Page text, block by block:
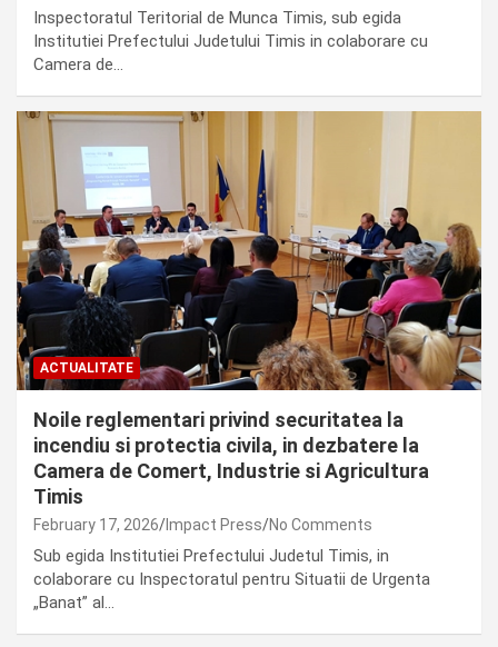
Inspectoratul Teritorial de Munca Timis, sub egida
Institutiei Prefectului Judetului Timis in colaborare cu
Camera de…
ACTUALITATE
Noile reglementari privind securitatea la
incendiu si protectia civila, in dezbatere la
Camera de Comert, Industrie si Agricultura
Timis
February 17, 2026 Impact Press No Comments
Sub egida Institutiei Prefectului Judetul Timis, in
colaborare cu Inspectoratul pentru Situatii de Urgenta
„Banat” al…